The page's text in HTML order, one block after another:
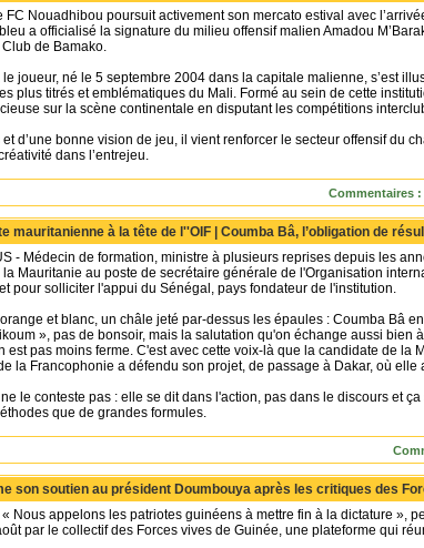
FC Nouadhibou poursuit activement son mercato estival avec
a officialisé la signature du milieu offensif malien Amadou
de Bamako.
joueur, né le 5 septembre 2004 dans la capitale malienne, s’est
plus titrés et emblématiques du Mali. Formé au sein de cette
sur la scène continentale en disputant les compétitions
d’une bonne vision de jeu, il vient renforcer le secteur offensif du
dans l’entrejeu.
Commentaires :
mauritanienne à la tête de l''OIF | Coumba Bâ, l’obligation de
- Médecin de formation, ministre à plusieurs reprises depuis les
Mauritanie au poste de secrétaire générale de l'Organisation
pour solliciter l'appui du Sénégal, pays fondateur de l'institution.
et blanc, un châle jeté par-dessus les épaules : Coumba Bâ
», pas de bonsoir, mais la salutation qu'on échange aussi bien
est pas moins ferme. C'est avec cette voix-là que la candidate de la
la Francophonie a défendu son projet, de passage à Dakar, où
le conteste pas : elle se dit dans l'action, pas dans le discours et
que de grandes formules.
son soutien au président Doumbouya après les critiques des
« Nous appelons les patriotes guinéens à mettre fin à la dictature »,
par le collectif des Forces vives de Guinée, une plateforme qui